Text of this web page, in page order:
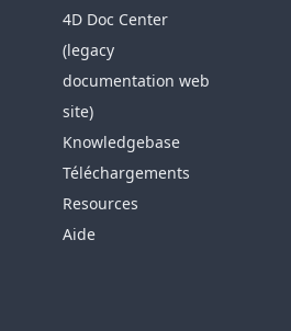
4D Doc Center
(legacy
documentation web
site)
Knowledgebase
Téléchargements
Resources
Aide